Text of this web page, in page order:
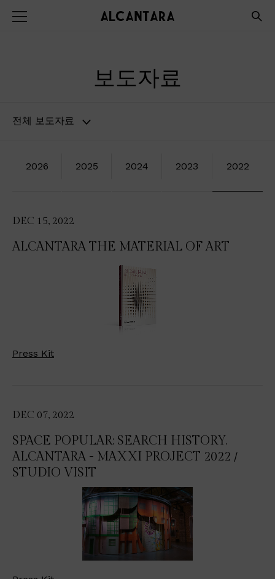
보도자료
전체 보도자료
2026 2025 2024 2023 2022
DEC 15, 2022
ALCANTARA THE MATERIAL OF ART
Press Kit
DEC 07, 2022
SPACE POPULAR: SEARCH HISTORY.
ALCANTARA - MAXXI PROJECT 2022 /
STUDIO VISIT